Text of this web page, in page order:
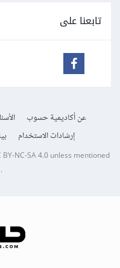
تابعنا على
عن أكاديمية حسوب
إرشادات الاستخدام
BY-NC-SA 4.0unless mentioned